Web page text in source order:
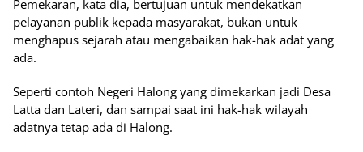
Pemekaran, kata dia, bertujuan untuk mendekatkan
pelayanan publik kepada masyarakat, bukan untuk
menghapus sejarah atau mengabaikan hak-hak adat yang
ada.
Seperti contoh Negeri Halong yang dimekarkan jadi Desa
Latta dan Lateri, dan sampai saat ini hak-hak wilayah
adatnya tetap ada di Halong.